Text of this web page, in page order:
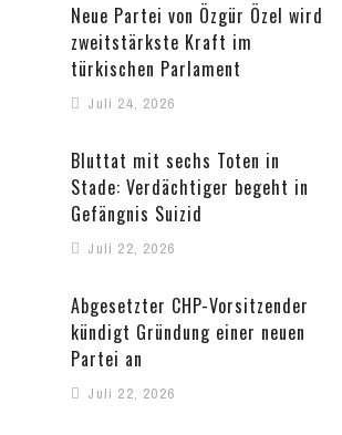
Neue Partei von Özgür Özel wird
zweitstärkste Kraft im
türkischen Parlament
Juli 24, 2026
Bluttat mit sechs Toten in
Stade: Verdächtiger begeht in
Gefängnis Suizid
Juli 22, 2026
Abgesetzter CHP-Vorsitzender
kündigt Gründung einer neuen
Partei an
Juli 22, 2026